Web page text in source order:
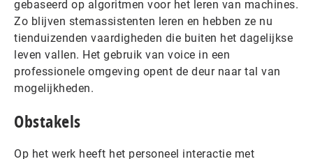
gebaseerd op algoritmen voor het leren van machines.
Zo blijven stemassistenten leren en hebben ze nu
tienduizenden vaardigheden die buiten het dagelijkse
leven vallen. Het gebruik van voice in een
professionele omgeving opent de deur naar tal van
mogelijkheden.
Obstakels
Op het werk heeft het personeel interactie met